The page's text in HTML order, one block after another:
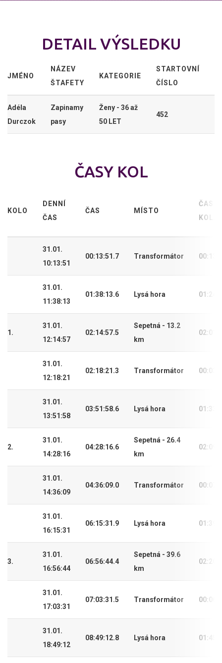
DETAIL VÝSLEDKU
JMÉNO
NÁZEV
ŠTAFETY
KATEGORIE
STARTOVNÍ
ČÍSLO
Adéla
Durczok
Zapinamy
pasy
Ženy - 36 až
50 LET
452
ČASY KOL
KOLO
DENNÍ
ČAS
ČAS MÍSTO
ČAS
KOLA
31.01.
10:13:51
00:13:51.7 Transformátor
31.01.
11:38:13
01:38:13.6 Lysá hora
1.
31.01.
12:14:57
02:14:57.5
Sepetná - 13.2
km
31.01.
12:18:21
02:18:21.3 Transformátor
31.01.
13:51:58
03:51:58.6 Lysá hora
2.
31.01.
14:28:16
04:28:16.6
Sepetná - 26.4
km
31.01.
14:36:09
04:36:09.0 Transformátor
31.01.
16:15:31
06:15:31.9 Lysá hora
3.
31.01.
16:56:44
06:56:44.4
Sepetná - 39.6
km
31.01.
17:03:31
07:03:31.5 Transformátor
31.01.
18:49:12
08:49:12.8 Lysá hora